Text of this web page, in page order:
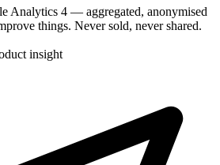
Analytics 4 — aggregated, anonymised
things. Never sold, never shared.
insight